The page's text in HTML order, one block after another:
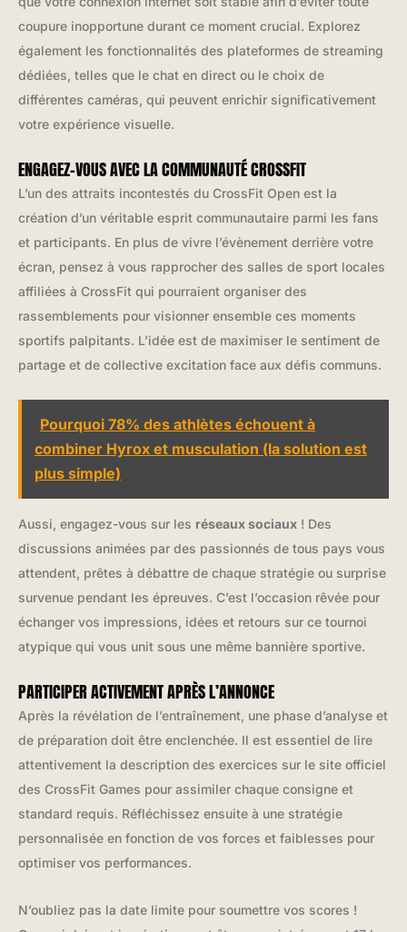
coupure inopportune durant ce moment crucial. Explorez
également les fonctionnalités des plateformes de streaming
dédiées, telles que le chat en direct ou le choix de
différentes caméras, qui peuvent enrichir significativement
votre expérience visuelle.
ENGAGEZ-VOUS AVEC LA COMMUNAUTÉ CROSSFIT
L’un des attraits incontestés du CrossFit Open est la
création d’un véritable esprit communautaire parmi les fans
et participants. En plus de vivre l’évènement derrière votre
écran, pensez à vous rapprocher des salles de sport locales
affiliées à CrossFit qui pourraient organiser des
rassemblements pour visionner ensemble ces moments
sportifs palpitants. L’idée est de maximiser le sentiment de
partage et de collective excitation face aux défis communs.
Pourquoi 78% des athlètes échouent à
combiner Hyrox et musculation (la solution est
plus simple)
Aussi, engagez-vous sur les réseaux sociaux ! Des
discussions animées par des passionnés de tous pays vous
attendent, prêtes à débattre de chaque stratégie ou surprise
survenue pendant les épreuves. C’est l’occasion rêvée pour
échanger vos impressions, idées et retours sur ce tournoi
atypique qui vous unit sous une même bannière sportive.
PARTICIPER ACTIVEMENT APRÈS L’ANNONCE
Après la révélation de l’entraînement, une phase d’analyse et
de préparation doit être enclenchée. Il est essentiel de lire
attentivement la description des exercices sur le site officiel
des CrossFit Games pour assimiler chaque consigne et
standard requis. Réfléchissez ensuite à une stratégie
personnalisée en fonction de vos forces et faiblesses pour
optimiser vos performances.
N’oubliez pas la date limite pour soumettre vos scores !